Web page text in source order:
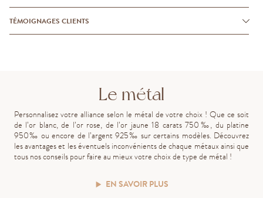
TÉMOIGNAGES CLIENTS
Le métal
Personnalisez votre alliance selon le métal de votre choix ! Que ce soit
de l’or blanc, de l’or rose, de l’or jaune 18 carats 750‰, du platine
950‰ ou encore de l’argent 925‰ sur certains modèles. Découvrez
les avantages et les éventuels inconvénients de chaque métaux ainsi que
tous nos conseils pour faire au mieux votre choix de type de métal !
EN SAVOIR PLUS